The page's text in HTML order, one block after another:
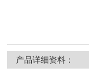
产品详细资料：